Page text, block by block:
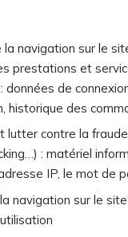
navigation sur le
prestations et
données de
historique des
lutter contre la
: matériel
IP, le mot de
navigation sur le